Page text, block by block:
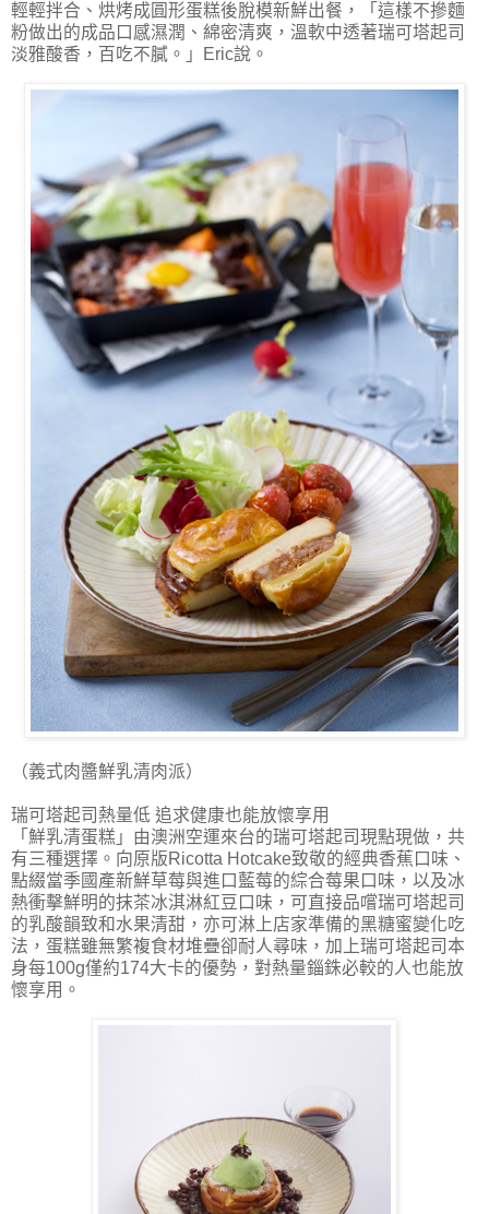
輕輕拌合、烘烤成圓形蛋糕後脫模新鮮出餐，「這樣不摻麵
粉做出的成品口感濕潤、綿密清爽，溫軟中透著瑞可塔起司
淡雅酸香，百吃不膩。」Eric說。
（義式肉醬鮮乳清肉派）
瑞可塔起司熱量低 追求健康也能放懷享用
「鮮乳清蛋糕」由澳洲空運來台的瑞可塔起司現點現做，共
有三種選擇。向原版Ricotta Hotcake致敬的經典香蕉口味、
點綴當季國產新鮮草莓與進口藍莓的綜合莓果口味，以及冰
熱衝擊鮮明的抹茶冰淇淋紅豆口味，可直接品嚐瑞可塔起司
的乳酸韻致和水果清甜，亦可淋上店家準備的黑糖蜜變化吃
法，蛋糕雖無繁複食材堆疊卻耐人尋味，加上瑞可塔起司本
身每100g僅約174大卡的優勢，對熱量錙銖必較的人也能放
懷享用。